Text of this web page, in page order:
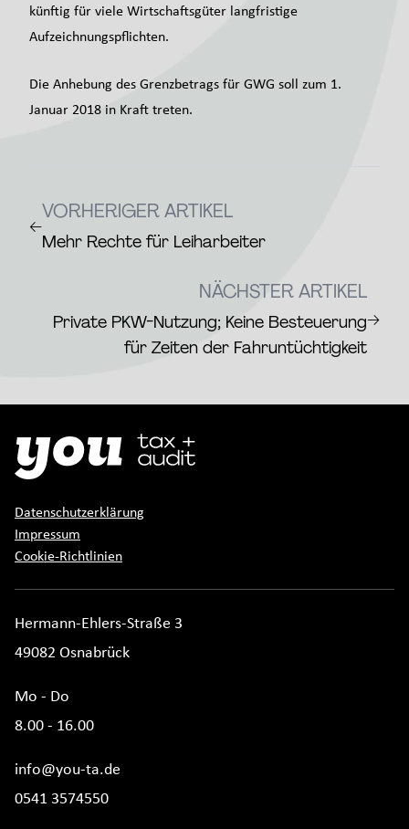
künftig für viele Wirtschaftsgüter langfristige
Aufzeichnungspflichten.
Die Anhebung des Grenzbetrags für GWG soll zum 1.
Januar 2018 in Kraft treten.
←VORHERIGER ARTIKEL
Mehr Rechte für Leiharbeiter
NÄCHSTER ARTIKEL
Private PKW-Nutzung; Keine Besteuerung
für Zeiten der Fahruntüchtigkeit
→
Datenschutzerklärung
Impressum
Cookie-Richtlinien
Hermann-Ehlers-Straße 3
49082 Osnabrück
Mo - Do
8.00 - 16.00
info@you-ta.de
0541 3574550